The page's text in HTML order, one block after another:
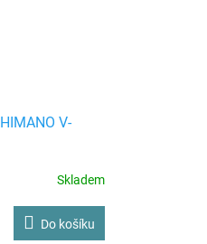
V-
Skladem
Do košíku